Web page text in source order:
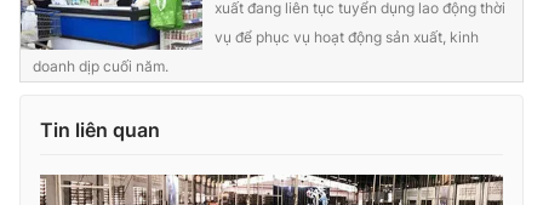
® Cấm sao chép dưới mọi hình thức nếu không có sự chấp
thông tin từ website này.
xuất đang liên tục tuyển dụng lao động thời
vụ để phục vụ hoạt động sản xuất, kinh
doanh dịp cuối năm.
Tin liên quan